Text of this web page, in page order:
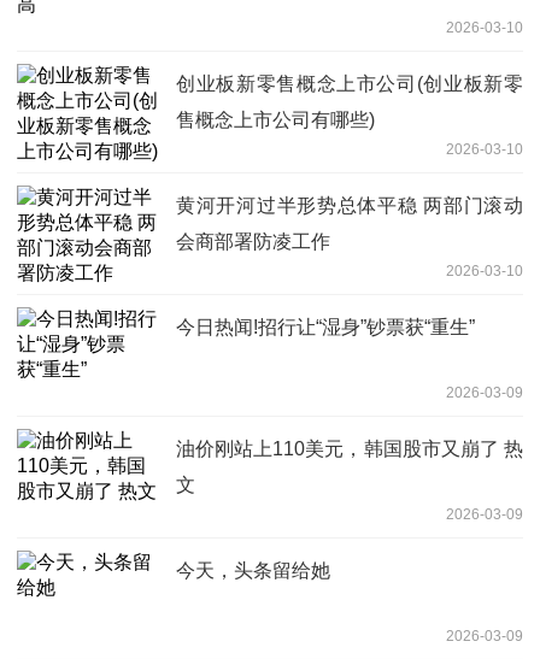
2026-03-10
创业板新零售概念上市公司(创业板新零
售概念上市公司有哪些)
2026-03-10
黄河开河过半形势总体平稳 两部门滚动
会商部署防凌工作
2026-03-10
今日热闻!招行让“湿身”钞票获“重生”
2026-03-09
油价刚站上110美元，韩国股市又崩了 热
文
2026-03-09
今天，头条留给她
2026-03-09